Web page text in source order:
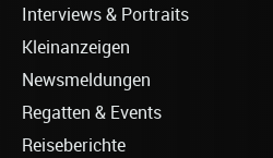
Interviews & Portraits
Kleinanzeigen
Newsmeldungen
Regatten & Events
Reiseberichte